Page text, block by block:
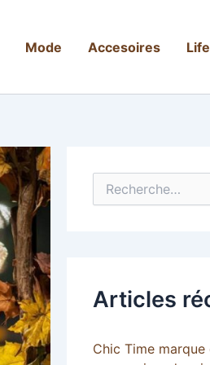
Mode Accesoires
h
e
Articles
Chic Time